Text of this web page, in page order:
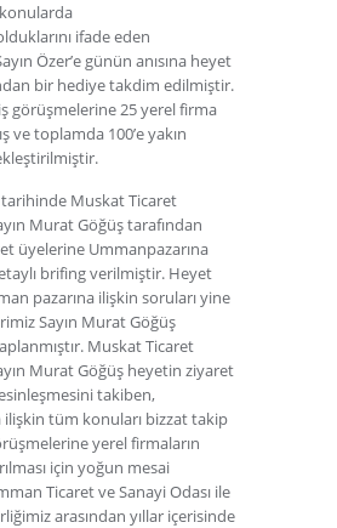
ifade eden
Özer’e günün anısına heyet
bir hediye takdim edilmiştir.
görüşmelerine 25 yerel firma
ve toplamda 100’e yakın
tarihinde Muskat Ticaret
Murat Göğüş tarafından
üyelerine Ummanpazarına
brifing verilmiştir. Heyet
pazarına ilişkin soruları yine
Sayın Murat Göğüş
Muskat Ticaret
Murat Göğüş heyetin ziyaret
takiben,
tüm konuları bizzat takip
yerel firmaların
için yoğun mesai
Ticaret ve Sanayi Odası ile
arasından yıllar içerisinde